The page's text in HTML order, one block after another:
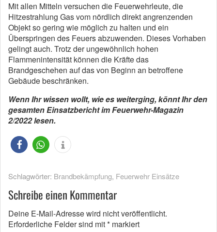
Mit allen Mitteln versuchen die Feuerwehrleute, die
Hitzestrahlung Gas vom nördlich direkt angrenzenden
Objekt so gering wie möglich zu halten und ein
Überspringen des Feuers abzuwenden. Dieses Vorhaben
gelingt auch. Trotz der ungewöhnlich hohen
Flammenintensität können die Kräfte das
Brandgeschehen auf das von Beginn an betroffene
Gebäude beschränken.
Wenn Ihr wissen wollt, wie es weiterging, könnt Ihr den
gesamten Einsatzbericht im Feuerwehr-Magazin
2/2022 lesen.
Schlagwörter: Brandbekämpfung, Feuerwehr Einsätze
Schreibe einen Kommentar
Deine E-Mail-Adresse wird nicht veröffentlicht.
Erforderliche Felder sind mit* markiert